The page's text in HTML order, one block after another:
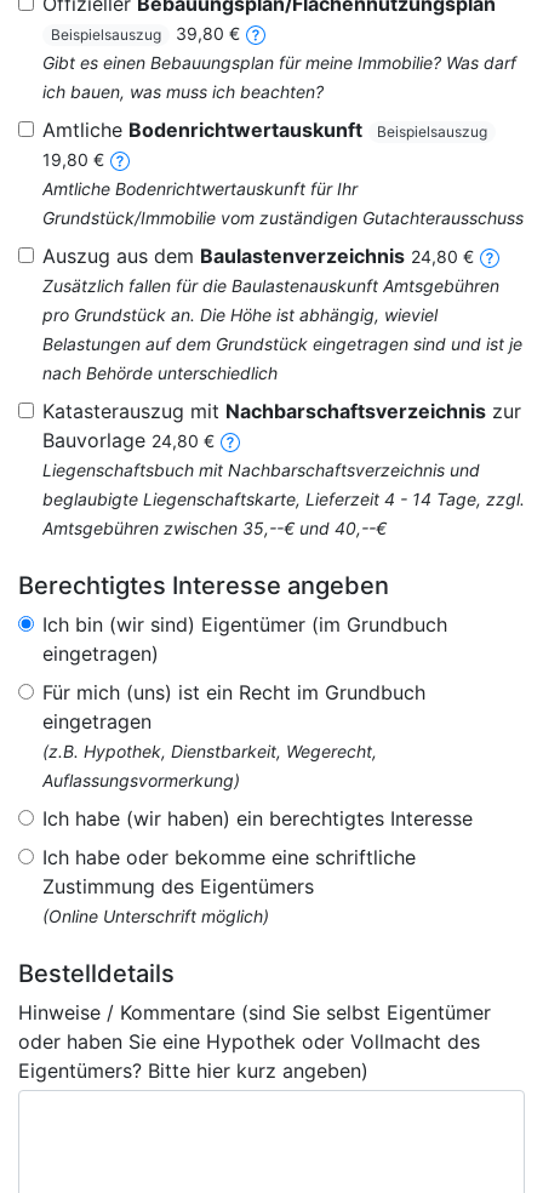
Beispielsauszug
39,80 €
Gibt es einen Bebauungsplan für meine Immobilie? Was darf
ich bauen, was muss ich beachten?
Amtliche Bodenrichtwertauskunft Beispielsauszug
19,80 €
Amtliche Bodenrichtwertauskunft für Ihr
Grundstück/Immobilie vom zuständigen Gutachterausschuss
Auszug aus dem Baulastenverzeichnis 24,80 €
Zusätzlich fallen für die Baulastenauskunft Amtsgebühren
pro Grundstück an. Die Höhe ist abhängig, wieviel
Belastungen auf dem Grundstück eingetragen sind und ist je
nach Behörde unterschiedlich
Katasterauszug mit Nachbarschaftsverzeichnis zur
Bauvorlage 24,80 €
Liegenschaftsbuch mit Nachbarschaftsverzeichnis und
beglaubigte Liegenschaftskarte, Lieferzeit 4 - 14 Tage, zzgl.
Amtsgebühren zwischen 35,--€ und 40,--€
Berechtigtes Interesse angeben
Ich bin (wir sind) Eigentümer (im Grundbuch
eingetragen)
Für mich (uns) ist ein Recht im Grundbuch
eingetragen
(z.B. Hypothek, Dienstbarkeit, Wegerecht,
Auflassungsvormerkung)
Ich habe (wir haben) ein berechtigtes Interesse
Ich habe oder bekomme eine schriftliche
Zustimmung des Eigentümers
(Online Unterschrift möglich)
Bestelldetails
Hinweise / Kommentare (sind Sie selbst Eigentümer
oder haben Sie eine Hypothek oder Vollmacht des
Eigentümers? Bitte hier kurz angeben)